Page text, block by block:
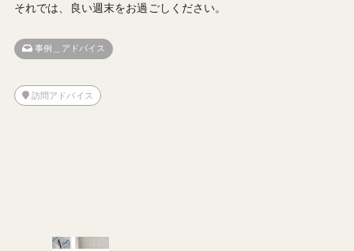
それでは、良い週末をお過ごしください。
事例＿アドバイス
訪問アドバイス